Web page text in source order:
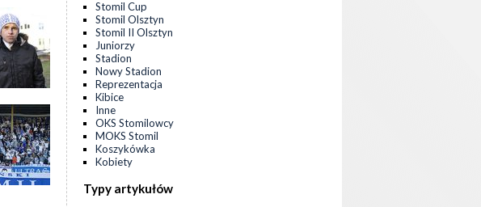
Stomil Cup
Stomil Olsztyn
Stomil II Olsztyn
Juniorzy
Stadion
Nowy Stadion
Reprezentacja
Kibice
Inne
OKS Stomilowcy
MOKS Stomil
Koszykówka
Kobiety
Typy artykułów